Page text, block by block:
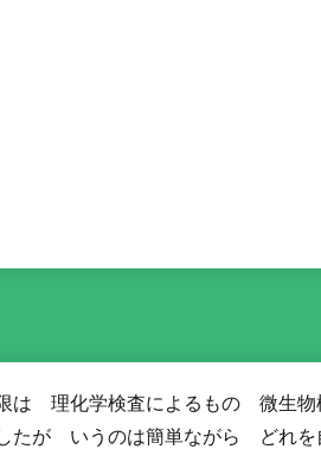
は 理化学検査によるもの 微生物
たが いうのは簡単ながら どれを